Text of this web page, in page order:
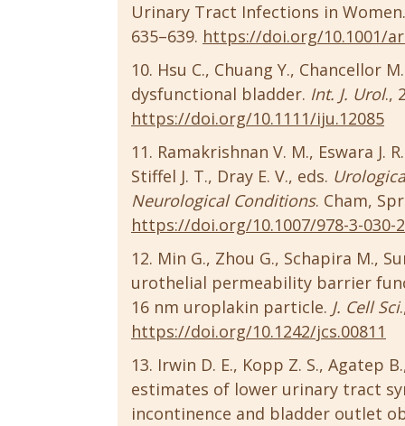
Urinary Tract Infections in
635–639. https://doi.org/10.1001/
Hsu C., Chuang Y., Chancellor
dysfunctional bladder. Int. J. Urol.,
https://doi.org/10.1111/iju.12085
Ramakrishnan V. M., Eswara J.
Stiffel J. T., Dray E. V., eds.
Neurological Conditions. Cham,
https://doi.org/10.1007/978-3-030-
Min G., Zhou G., Schapira M.,
urothelial permeability barrier
16 nm uroplakin particle. J. Cell Sci
https://doi.org/10.1242/jcs.00811
Irwin D. E., Kopp Z. S., Agatep
estimates of lower urinary tract
incontinence and bladder outlet